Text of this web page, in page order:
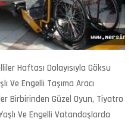
Haftası Dolayısıyla Göksu
Ve Engelli Taşıma Aracı
Birbirinden Güzel Oyun, Tiyatro
Ve Engelli Vatandaşlarda